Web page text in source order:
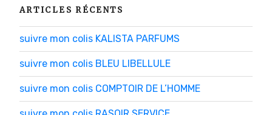
ARTICLES RÉCENTS
suivre mon colis KALISTA PARFUMS
suivre mon colis BLEU LIBELLULE
suivre mon colis COMPTOIR DE L’HOMME